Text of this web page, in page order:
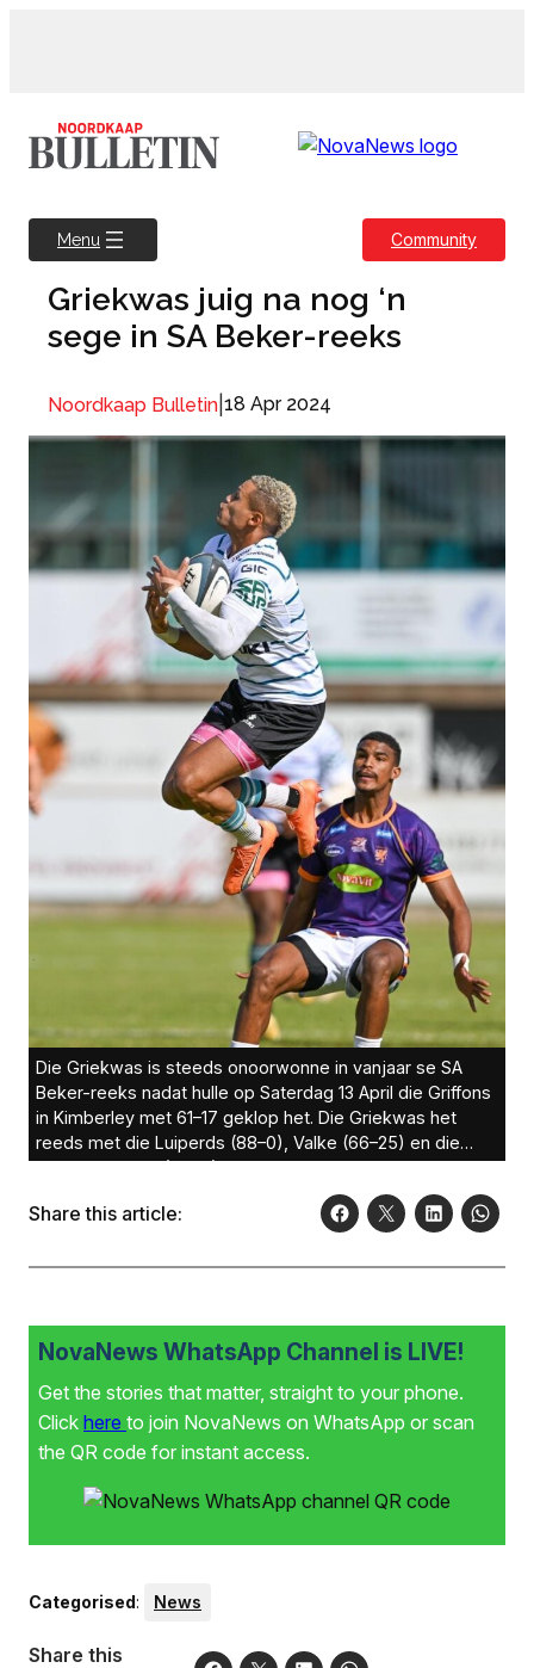
Menu Community
Griekwas juig na nog ‘n
sege in SA Beker-reeks
Noordkaap Bulletin 18 Apr 2024
Die Griekwas is steeds onoorwonne in vanjaar se SA
Beker-reeks nadat hulle op Saterdag 13 April die Griffons
in Kimberley met 61–17 geklop het. Die Griekwas het
reeds met die Luiperds (88–0), Valke (66–25) en die
Grens Bulldogs (119–5) afgereken. Hul volgende
wedstryd in die reeks is op Saterdag 20 April in die
Boland-stadion in Wellington, wanneer hulle teen die
van die Griekwas wat hy met ‘n bal kan doen.Foto:
Share this article:
NovaNews WhatsApp Channel is LIVE!
Get the stories that matter, straight to your phone.
Click here to join NovaNews on WhatsApp or scan
the QR code for instant access.
Categorised: News
Share this